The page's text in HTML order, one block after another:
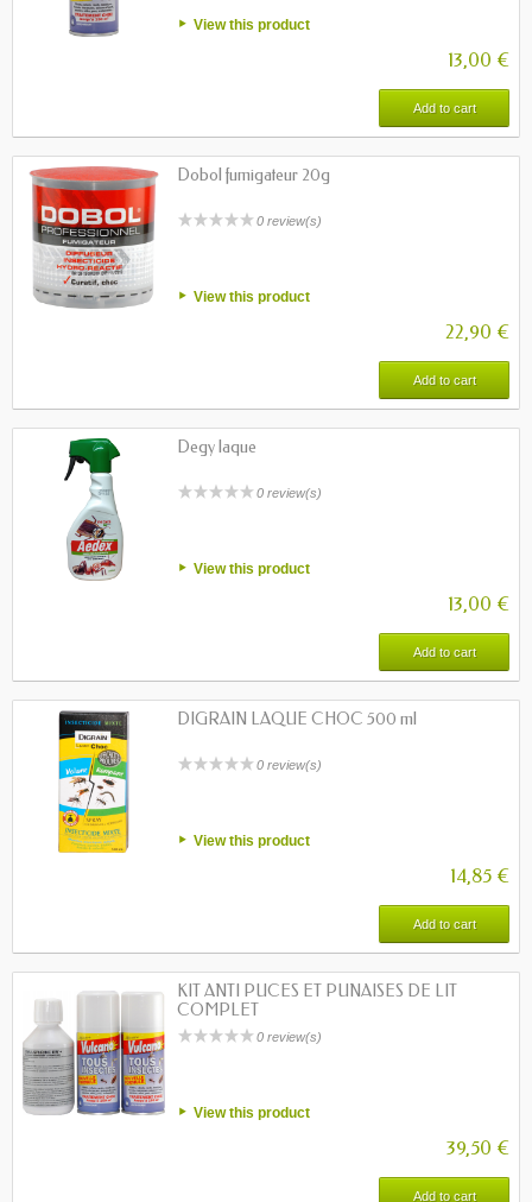
View this product
13,00 €
Add to cart
Dobol fumigateur 20g
0 review(s)
View this product
22,90 €
Add to cart
Degy laque
0 review(s)
View this product
13,00 €
Add to cart
DIGRAIN LAQUE CHOC 500 ml
0 review(s)
View this product
14,85 €
Add to cart
KIT ANTI PUCES ET PUNAISES DE LIT
COMPLET
0 review(s)
View this product
39,50 €
Add to cart